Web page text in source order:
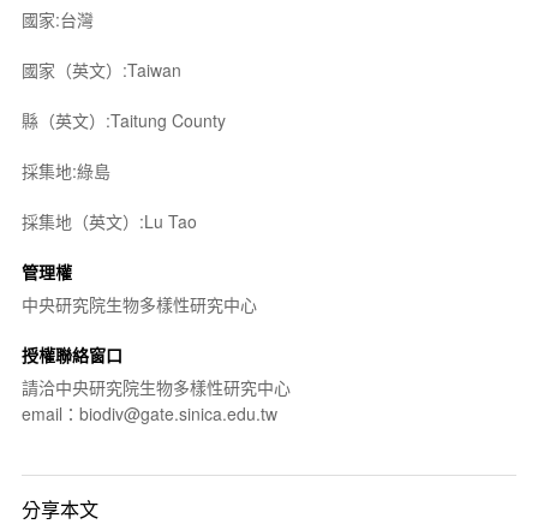
國家:台灣
國家（英文）:Taiwan
縣（英文）:Taitung County
採集地:綠島
採集地（英文）:Lu Tao
管理權
中央研究院生物多樣性研究中心
授權聯絡窗口
請洽中央研究院生物多樣性研究中心
email：biodiv@gate.sinica.edu.tw
分享本文